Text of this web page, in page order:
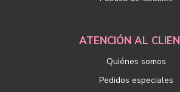
ATENCIÓN AL
Quiénes somos
Pedidos especiales